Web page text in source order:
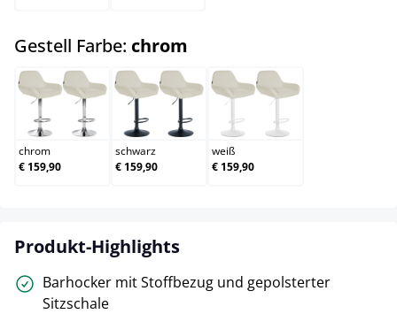
Gestell Farbe: chrom
chrom
chrom
€ 159,90
schwarz
schwarz
€ 159,90
weiß
€ 159,90
Produkt-Highlights
Barhocker mit Stoffbezug und gepolsterter
Sitzschale